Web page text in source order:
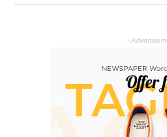
-